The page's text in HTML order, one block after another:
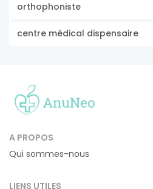
orthophoniste
centre médical dispensaire
A PROPOS
Qui sommes-nous
LIENS UTILES